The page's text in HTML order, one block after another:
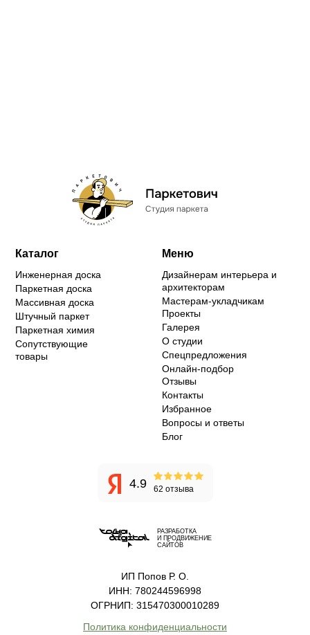
Каталог
Инженерная доска
Паркетная доска
Массивная доска
Штучный паркет
Паркетная химия
Сопутствующие
товары
Меню
Дизайнерам интерьера и
архитекторам
Мастерам-укладчикам
Проекты
Галерея
О студии
Спецпредложения
Онлайн-подбор
Отзывы
Контакты
Избранное
Вопросы и ответы
Блог
4.9 62 отзыва
РАЗРАБОТКА
И ПРОДВИЖЕНИЕ
САЙТОВ
ИП Попов Р. О.
ИНН: 780244596998
ОГРНИП: 315470300010289
Политика конфиденциальности